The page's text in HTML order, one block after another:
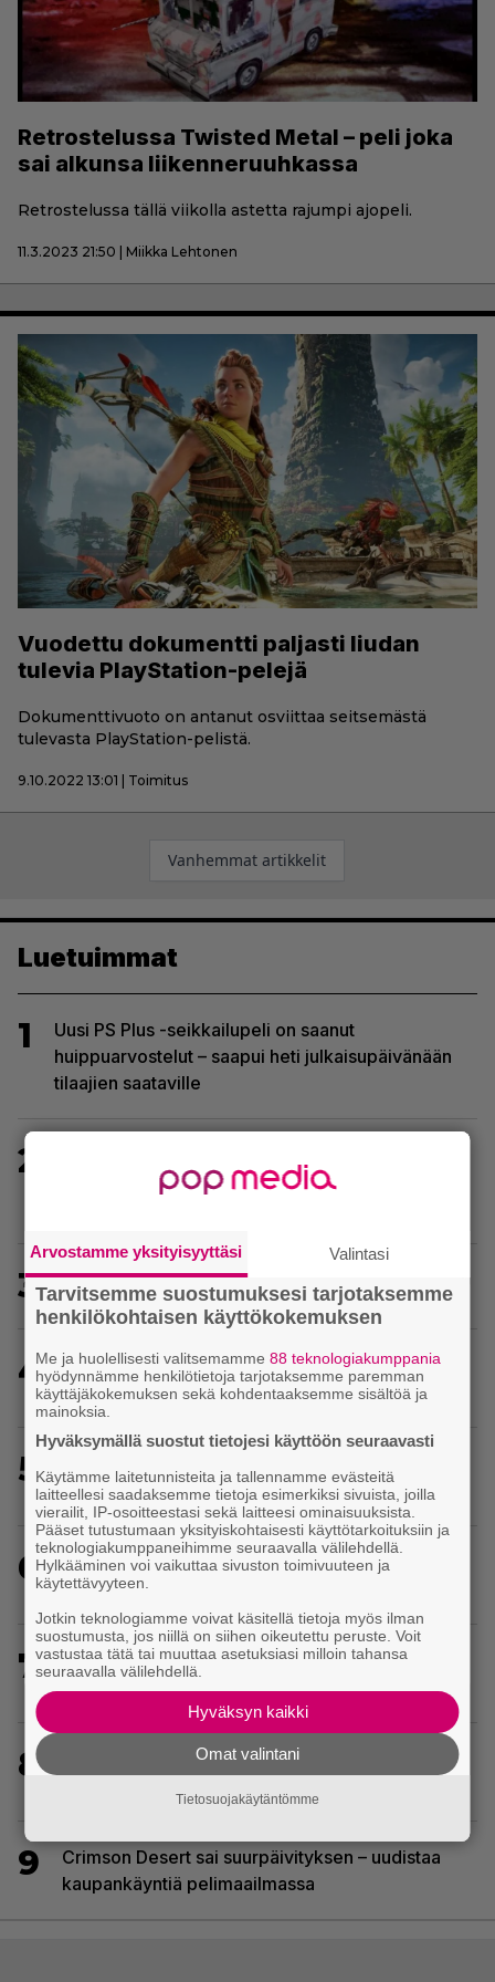
Retrostelussa Twisted Metal – peli joka
sai alkunsa liikenneruuhkassa
Retrostelussa tällä viikolla astetta rajumpi ajopeli.
11.3.2023 21:50 | Miikka Lehtonen
Vuodettu dokumentti paljasti liudan
tulevia PlayStation-pelejä
Dokumenttivuoto on antanut osviittaa seitsemästä
tulevasta PlayStation-pelistä.
9.10.2022 13:01 | Toimitus
Artikkelien
Vanhemmat artikkelit
Luetuimmat
1
Uusi PS Plus -seikkailupeli on saanut
huippuarvostelut – saapui heti julkaisupäivänään
tilaajien saataville
2
vuosipäivän kunniaksi tilastotietoja pelaajien
3 Tässä ovat seuraavat Xbox Game Pass -pelit
4
Yhdeksän peliä poistuu tässä kuussa PS Plus -
palvelun tarjonnasta
5
massairtisanomisia
6
Huhu: Dave Bautistasta kaavaillaan uutta Kratosia
God of War -sarjan pääosaan
7
Hittipeli Palworld muuntuu massiivimoninpeliksi –
Palworld Online julkaistaan tänä vuonna
8
PS1-ajan klassikkoloikinta Croc 2 palaa
9
Crimson Desert sai suurpäivityksen – uudistaa
kaupankäyntiä pelimaailmassa
Arvostamme yksityisyyttäsi Valintasi
Tarvitsemme suostumuksesi tarjotaksemme
henkilökohtaisen käyttökokemuksen
Me ja huolellisesti valitsemamme88 teknologiakumppania
hyödynnämme henkilötietoja tarjotaksemme paremman
käyttäjäkokemuksen sekä kohdentaaksemme sisältöä ja
mainoksia.
Hyväksymällä suostut tietojesi käyttöön seuraavasti
Käytämme laitetunnisteita ja tallennamme evästeitä
laitteellesi saadaksemme tietoja esimerkiksi sivuista, joilla
vierailit, IP-osoitteestasi sekä laitteesi ominaisuuksista.
Pääset tutustumaan yksityiskohtaisesti käyttötarkoituksiin ja
teknologiakumppaneihimme seuraavalla välilehdellä.
Hylkääminen voi vaikuttaa sivuston toimivuuteen ja
käytettävyyteen.
Jotkin teknologiamme voivat käsitellä tietoja myös ilman
suostumusta, jos niillä on siihen oikeutettu peruste. Voit
vastustaa tätä tai muuttaa asetuksiasi milloin tahansa
seuraavalla välilehdellä.
Hyväksyn kaikki
Omat valintani
Tietosuojakäytäntömme